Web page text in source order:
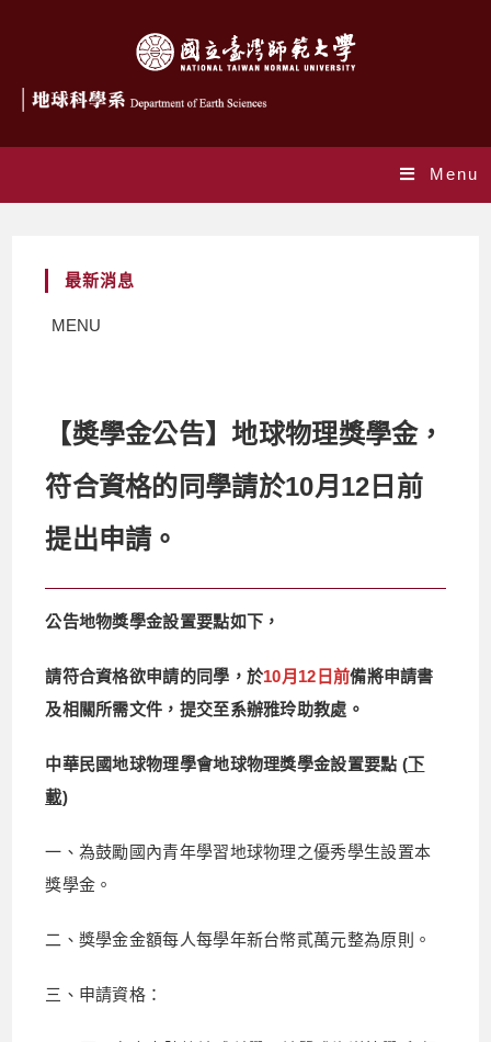
Menu
最新消息
MENU
【奬學金公告】地球物理獎學金，
符合資格的同學請於10月12日前
提出申請。
公告地物獎學金設置要點如下，
請符合資格欲申請的同學， 於10月12日前備將申請書
及相關所需文件，提交至系辦雅玲助教處。
中華民國地球物理學會地球物理獎學金設置要點 (下
載)
一、為鼓勵國內青年學習地球物理之優秀學生設置本
獎學金。
二、獎學金金額每人每學年新台幣貳萬元整為原則。
三、申請資格：